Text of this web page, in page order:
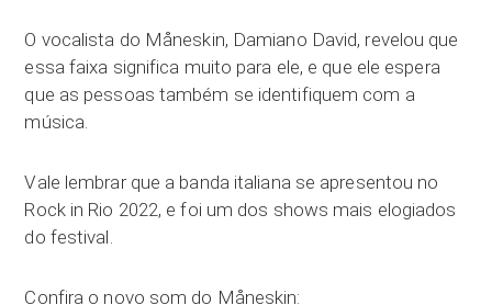
O vocalista do Måneskin, Damiano David, revelou que
essa faixa significa muito para ele, e que ele espera
que as pessoas também se identifiquem com a
música.
Vale lembrar que a banda italiana se apresentou no
Rock in Rio 2022, e foi um dos shows mais elogiados
do festival.
Confira o novo som do Måneskin: